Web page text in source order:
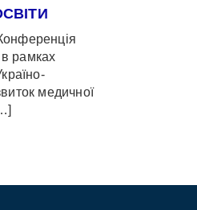
в рамках
медичної